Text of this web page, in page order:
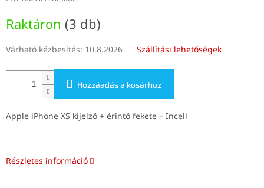
Raktáron (3 db)
Várható kézbesítés: 10.8.2026 Szállítási lehetőségek
Hozzáadás a kosárhoz
Apple iPhone XS kijelző + érintő fekete – Incell
Részletes információ